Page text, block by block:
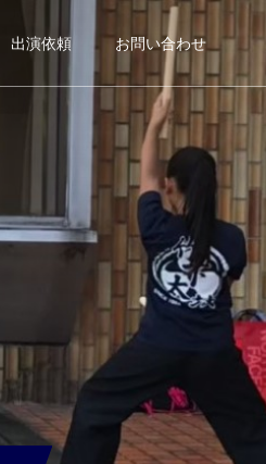
出演依頼 お問い合わせ